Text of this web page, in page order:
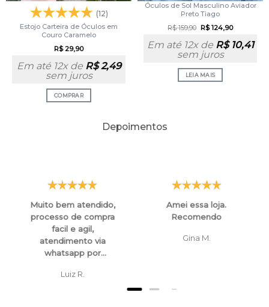
(12)
Estojo Carteira de Óculos em
Couro Caramelo
R$29,90
Em até 12x de R$2,49
sem juros
COMPRAR
Óculos de Sol Masculino Aviador
Preto Tiago
R$159,90 R$124,90
Em até 12x de R$10,41
sem juros
LEIA MAIS
Depoimentos
Muito bem atendido,
processo de compra
facil e agil,
atendimento via
whatsapp por
atenciosos e
Luiz R.
Amei essa loja.
Recomendo
Gina M.